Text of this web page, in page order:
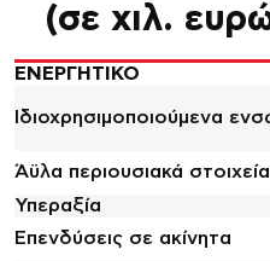
(σε χιλ.
ΕΝΕΡΓΗΤΙΚΟ
Ιδιοχρησιμοποιούμενα
Άϋλα περιουσιακά στοιχεία
Υπεραξία
Επενδύσεις σε ακίνητα